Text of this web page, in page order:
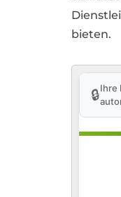
bieten.
🔒Ihre